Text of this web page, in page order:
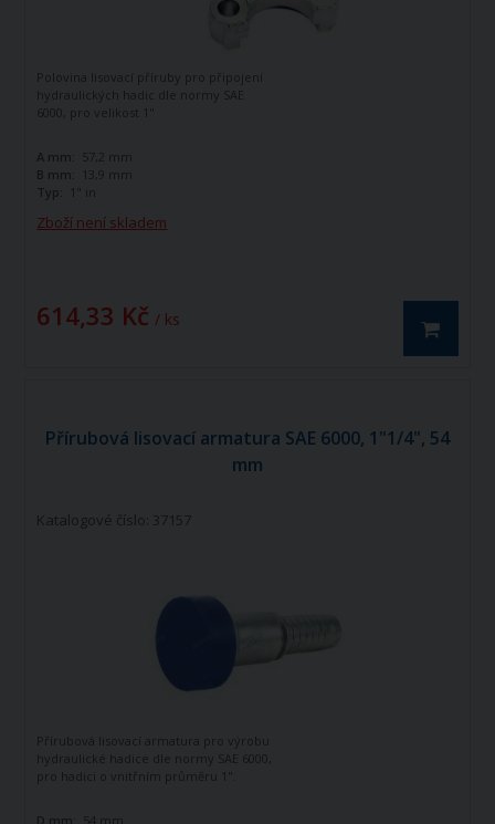
Zboží není skladem
614,33 Kč / ks
Polovina lisovací příruby pro připojení
hydraulických hadic dle normy SAE
6000, pro velikost 1"
A mm:
57,2 mm
B mm:
13,9 mm
Typ:
1" in
Přírubová lisovací armatura SAE 6000, 1"1/4", 54
mm
Katalogové číslo: 37157
Přírubová lisovací armatura pro výrobu
hydraulické hadice dle normy SAE 6000,
pro hadici o vnitřním průměru 1".
D mm: 54 mm